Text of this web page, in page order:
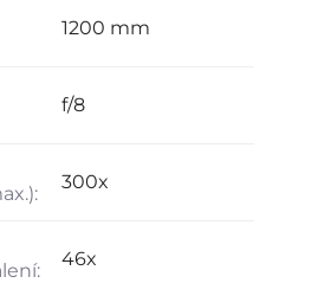
1200 mm
f/8
300x
46x